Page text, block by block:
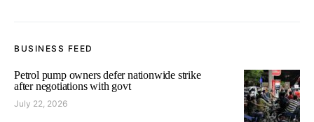
BUSINESS FEED
Petrol pump owners defer nationwide strike
after negotiations with govt
July 22, 2026